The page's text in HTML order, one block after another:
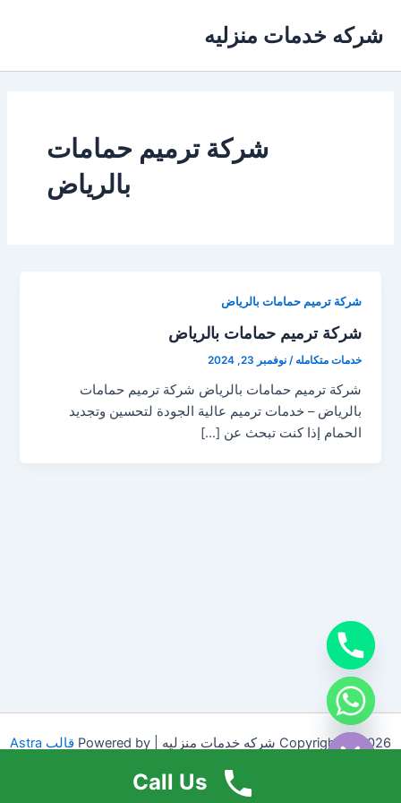
المحتوى
شركه خدمات منزليه
شركة ترميم حمامات
بالرياض
شركة ترميم حمامات بالرياض
شركة ترميم حمامات بالرياض
خدمات متكامله/نوفمبر 23, 2024
شركة ترميم حمامات بالرياض شركة ترميم حمامات
بالرياض – خدمات ترميم عالية الجودة لتحسين وتجديد
الحمام إذا كنت تبحث عن […]
Copyright © 2026 شركه خدمات منزليه | Powered by
قالب Astra
Call Us
Hide
chaty